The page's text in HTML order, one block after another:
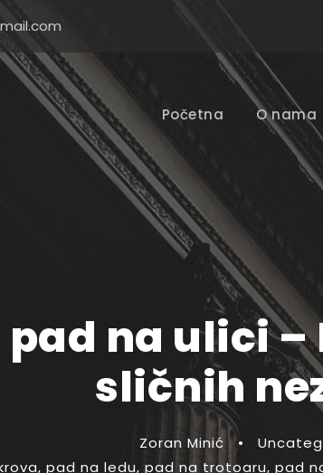
Početna O nama
na ulici
sličnih
Zoran Minić •
, pad na ledu, pad na trotoaru, pad